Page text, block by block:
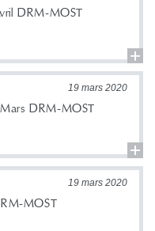
DRM-MOST
DRM-MOST
19 mars 2020
MOST
19 mars 2020